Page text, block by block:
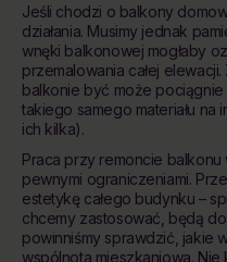
Jeśli chodzi o balkony
działania. Musimy jednak
wnęki balkonowej mogłaby
przemalowania całej
balkonie być może
takiego samego materiału na
ich kilka).
Praca przy remoncie
pewnymi ograniczeniami.
estetykę całego budynku –
chcemy zastosować, będą
powinniśmy sprawdzić, jakie
wspólnota mieszkaniowa.